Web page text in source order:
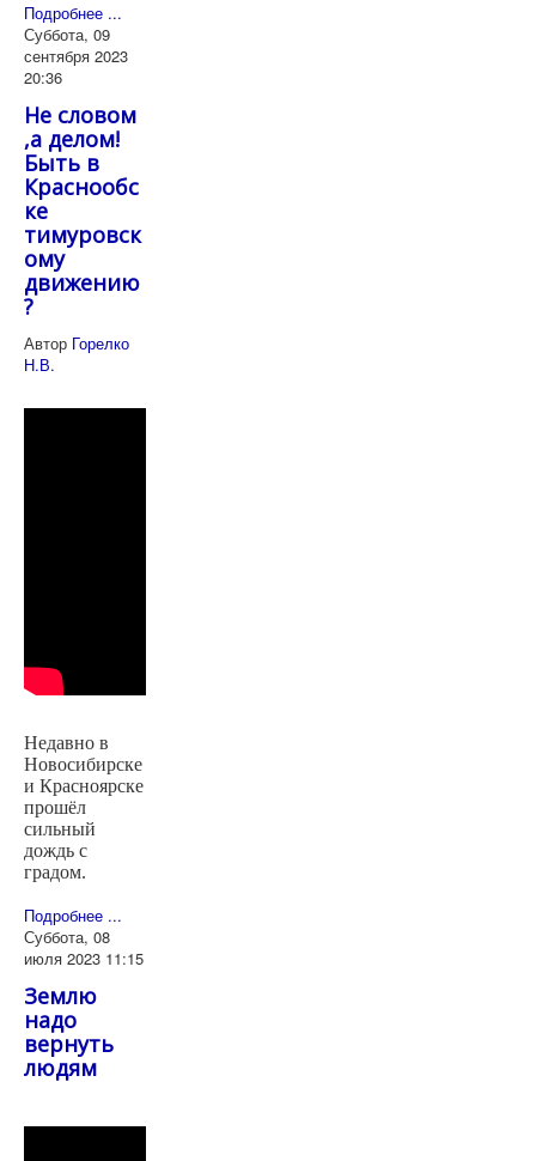
Подробнее ...
Суббота, 09
сентября 2023
20:36
Не словом
,а делом!
Быть в
Краснообс
ке
тимуровск
ому
движению
?
Автор Горелко
Н.В.
Недавно в
Новосибирске
и Красноярске
прошёл
сильный
дождь с
градом.
Подробнее ...
Суббота, 08
июля 2023 11:15
Землю
надо
вернуть
людям